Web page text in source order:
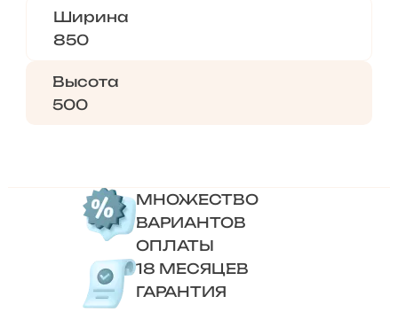
Ширина
850
Высота
500
МНОЖЕСТВО
ВАРИАНТОВ
ОПЛАТЫ
18 МЕСЯЦЕВ
ГАРАНТИЯ